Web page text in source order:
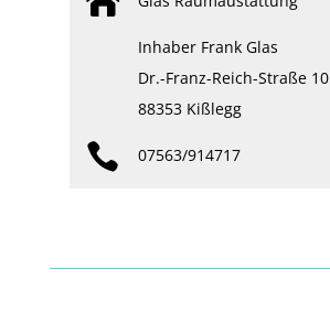
Inhaber Frank Glas
Dr.-Franz-Reich-Straße 10
88353 Kißlegg
 07563/914717